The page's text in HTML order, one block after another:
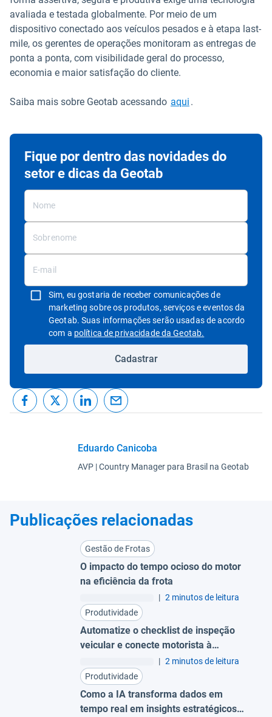
avaliada e testada globalmente. Por meio de um
dispositivo conectado aos veículos pesados ​​e à etapa last-
mile, os gerentes de operações monitoram as entregas de
ponta a ponta, com visibilidade geral do processo,
economia e maior satisfação do cliente.
Saiba mais sobre Geotab acessando aqui .
Fique por dentro das novidades do
setor e dicas da Geotab
Sim, eu gostaria de receber comunicações de
marketing sobre os produtos, serviços e eventos da
Geotab. Suas informações serão usadas de acordo
com a política de privacidade da Geotab.
Cadastrar
Eduardo Canicoba
AVP | Country Manager para Brasil na Geotab
Publicações relacionadas
Gestão de Frotas
O impacto do tempo ocioso do motor
na eficiência da frota
| 2 minutos de leitura
Produtividade
Automatize o checklist de inspeção
veicular e conecte motorista à
| 2 minutos de leitura
Produtividade
Como a IA transforma dados em
tempo real em insights estratégicos